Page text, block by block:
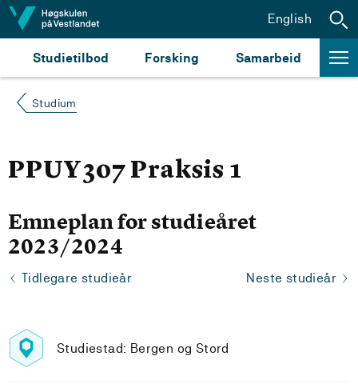
Hopp til innhald
Studietilbod Forsking Samarbeid
English
Studium
PPUY307 Praksis 1
Emneplan for studieåret
2023/2024
Tidlegare studieår Neste studieår
Studiestad: Bergen og Stord